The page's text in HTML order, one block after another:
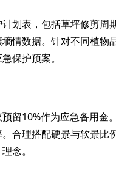
划表，包括草坪修剪周
情数据。针对不同植物
保护预案。
留10%作为应急备用金
合理搭配硬景与软景比
念。